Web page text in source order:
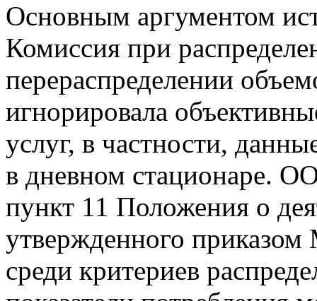
Основным аргументом
Комиссия при
перераспределении
игнорировала
услуг, в частности,
в дневном стационаре.
пункт 11 Положения о
утвержденного
среди критериев